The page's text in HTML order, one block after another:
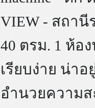
VIEW - สถานี
40 ตรม. 1 ห้อ
เรียบง่าย น่า
อำนวยความ